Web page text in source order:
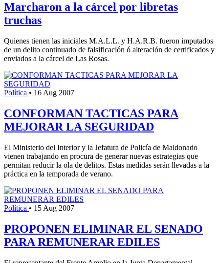
Marcharon a la cárcel por libretas
truchas
Quienes tienen las iniciales M.A.L.L. y H.A.R.B. fueron imputados
de un delito continuado de falsificación ó alteración de certificados y
enviados a la cárcel de Las Rosas.
Política • 16 Aug 2007
CONFORMAN TACTICAS PARA
MEJORAR LA SEGURIDAD
El Ministerio del Interior y la Jefatura de Policía de Maldonado
vienen trabajando en procura de generar nuevas estrategias que
permitan reducir la ola de delitos. Estas medidas serán llevadas a la
práctica en la temporada de verano.
Política • 15 Aug 2007
PROPONEN ELIMINAR EL SENADO
PARA REMUNERAR EDILES